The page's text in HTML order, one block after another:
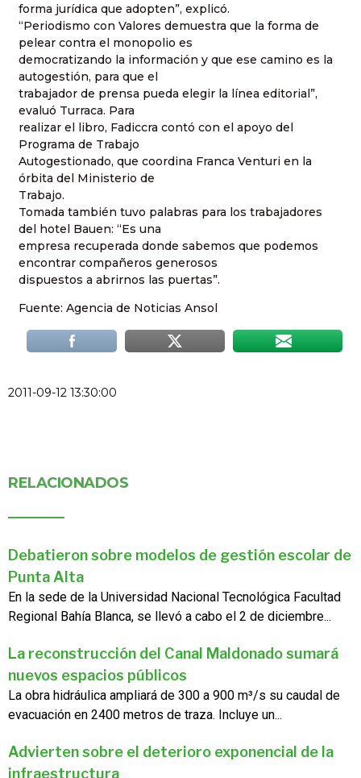
forma jurídica que adopten”, explicó.
“Periodismo con Valores demuestra que la forma de
pelear contra el monopolio es
democratizando la información y que ese camino es la
autogestión, para que el
trabajador de prensa pueda elegir la línea editorial”,
evaluó Turraca. Para
realizar el libro, Fadiccra contó con el apoyo del
Programa de Trabajo
Autogestionado, que coordina Franca Venturi en la
órbita del Ministerio de
Trabajo.
Tomada también tuvo palabras para los trabajadores
del hotel Bauen: “Es una
empresa recuperada donde sabemos que podemos
encontrar compañeros generosos
dispuestos a abrirnos las puertas”.
Fuente: Agencia de Noticias Ansol
2011-09-12 13:30:00
RELACIONADOS
Debatieron sobre modelos de gestión escolar de
Punta Alta
En la sede de la Universidad Nacional Tecnológica Facultad
Regional Bahía Blanca, se llevó a cabo el 2 de diciembre...
La reconstrucción del Canal Maldonado sumará
nuevos espacios públicos
La obra hidráulica ampliará de 300 a 900 m³/s su caudal de
evacuación en 2400 metros de traza. Incluye un...
Advierten sobre el deterioro exponencial de la
infraestructura